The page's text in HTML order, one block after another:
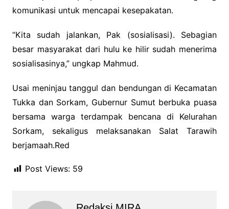
komunikasi untuk mencapai kesepakatan.
“Kita sudah jalankan, Pak (sosialisasi). Sebagian
besar masyarakat dari hulu ke hilir sudah menerima
sosialisasinya,” ungkap Mahmud.
Usai meninjau tanggul dan bendungan di Kecamatan
Tukka dan Sorkam, Gubernur Sumut berbuka puasa
bersama warga terdampak bencana di Kelurahan
Sorkam, sekaligus melaksanakan Salat Tarawih
berjamaah.Red
Post Views: 59